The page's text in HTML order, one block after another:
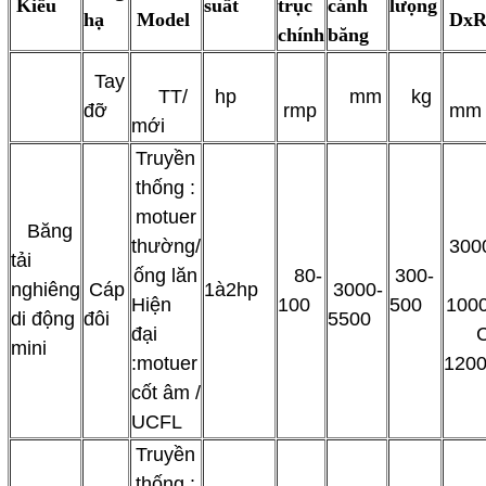
Kiểu
hạ
Model
suất
trục
chính
cánh
băng
lưọng
Tay
đỡ
TT/
mới
hp
rmp
mm kg
mm
Băng
tải
nghiêng
di động
mini
Cáp
đôi
Truyền
thống :
motuer
thường/
ống lăn
Hiện
đại
:motuer
cốt âm /
UCFL
1à2hp
80-
100
3000-
5500
300-
500
Truyền